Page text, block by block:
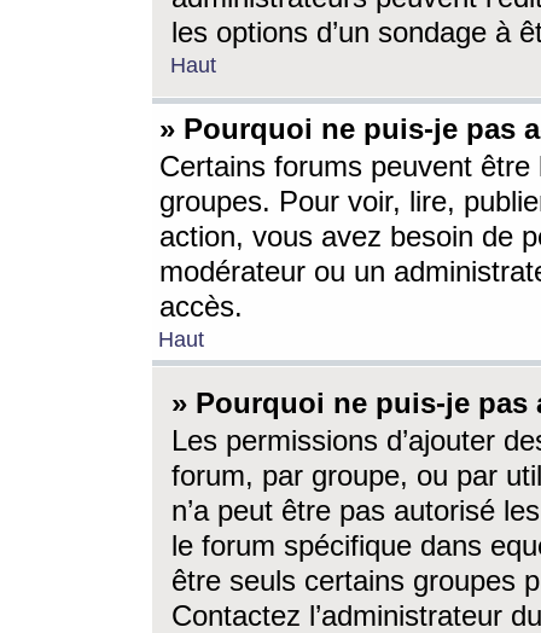
les options d’un sondage à
Haut
» Pourquoi ne puis-je pas
Certains forums peuvent être
groupes. Pour voir, lire,
action, vous avez besoin de
modérateur ou un
accès.
Haut
» Pourquoi ne puis-je
Les permissions d’ajouter
forum, par groupe, ou par
n’a peut être pas autorisé
le forum spécifique dans
être seuls certains groupes
Contactez l’administrateur